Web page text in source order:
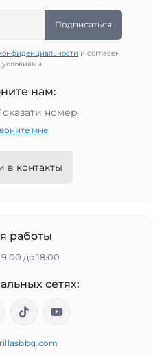
Подписаться
и согласен
условиями
нам:
номер
мне
в контакты
работы
до 18.00
сетях: